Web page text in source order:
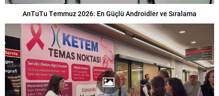
AnTuTu Temmuz 2026: En Güçlü Androidler ve Sıralama